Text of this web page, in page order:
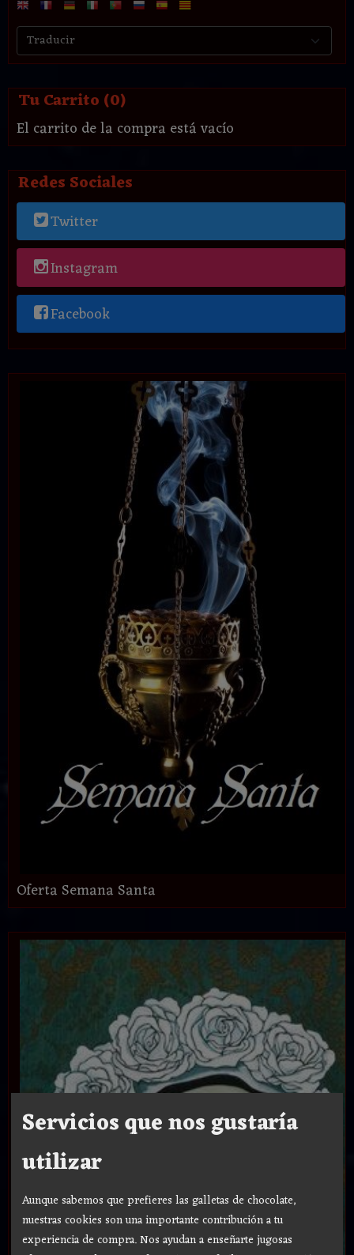
Tu Carrito (0)
El carrito de la compra está vacío
Redes Sociales
Twitter
Instagram
Facebook
Oferta Semana Santa
Servicios que nos gustaría
utilizar
Aunque sabemos que prefieres las galletas de chocolate,
nuestras cookies son una importante contribución a tu
experiencia de compra. Nos ayudan a enseñarte jugosas